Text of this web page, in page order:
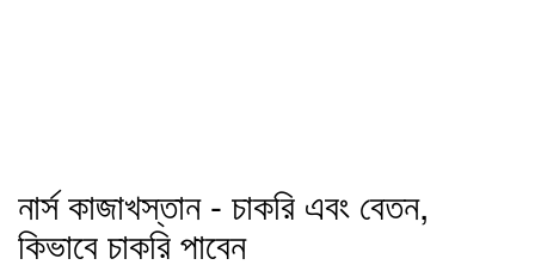
নার্স কাজাখস্তান - চাকরি এবং বেতন,
কিভাবে চাকরি পাবেন